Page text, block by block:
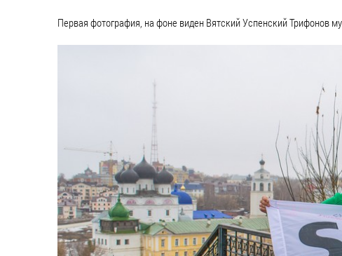
Первая фотография, на фоне виден Вятский Успенский Трифонов